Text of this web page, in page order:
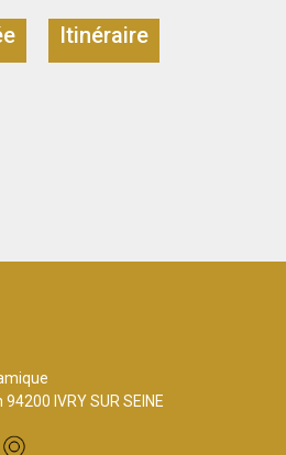
Itinéraire
IVRY SUR SEINE